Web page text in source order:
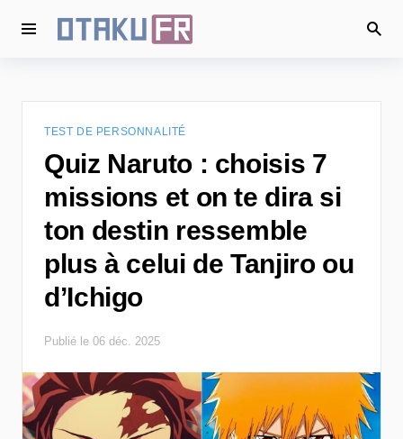
TEST DE PERSONNALITÉ
Quiz Naruto : choisis 7
missions et on te dira si
ton destin ressemble
plus à celui de Tanjiro ou
d’Ichigo
Publié le 06 déc. 2025